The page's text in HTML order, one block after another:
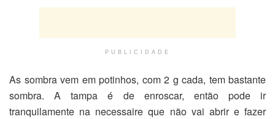
PUBLICIDADE
As sombra vem em potinhos, com 2 g cada, tem bastante
sombra. A tampa é de enroscar, então pode ir
tranquilamente na necessaire que não vai abrir e fazer